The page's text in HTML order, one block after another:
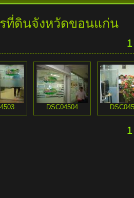
ที่ดินจังหวัดขอนแก่น
DSC04504